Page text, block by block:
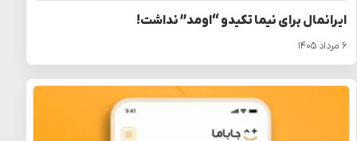
ایرانمال برای نیما تکیدو “اومد” نداشت!
۶ مرداد ۱۴۰۵